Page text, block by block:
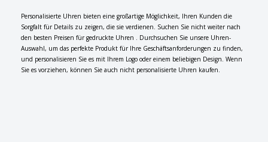
Personalisierte Uhren bieten eine großartige Möglichkeit, Ihren Kunden die
Sorgfalt für Details zu zeigen, die sie verdienen. Suchen Sie nicht weiter nach
den besten Preisen für gedruckte Uhren . Durchsuchen Sie unsere Uhren-
Auswahl, um das perfekte Produkt für Ihre Geschäftsanforderungen zu finden,
und personalisieren Sie es mit Ihrem Logo oder einem beliebigen Design. Wenn
Sie es vorziehen, können Sie auch nicht personalisierte Uhren kaufen.